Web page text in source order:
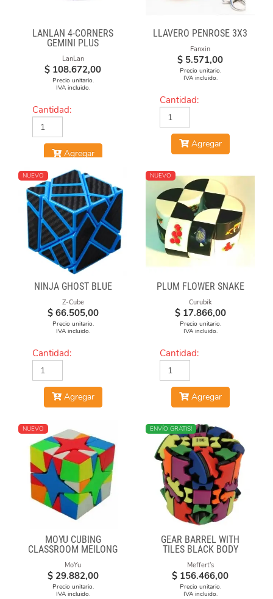
LANLAN 4-CORNERS
GEMINI PLUS
LanLan
$ 108.672,00
Precio unitario.
IVA incluido.
Cantidad:
Agregar
LLAVERO PENROSE 3X3
Fanxin
$ 5.571,00
Precio unitario.
IVA incluido.
Cantidad:
Agregar
NUEVO
NINJA GHOST BLUE
Z-Cube
$ 66.505,00
Precio unitario.
IVA incluido.
Cantidad:
Agregar
NUEVO
PLUM FLOWER SNAKE
Curubik
$ 17.866,00
Precio unitario.
IVA incluido.
Cantidad:
Agregar
NUEVO
MOYU CUBING
CLASSROOM MEILONG
POLARIS CUBE
STICKERLESS
MoYu
$ 29.882,00
Precio unitario.
IVA incluido.
MÁS VENDIDO
ENVÍO GRATIS!
GEAR BARREL WITH
TILES BLACK BODY
Meffert's
$ 156.466,00
Precio unitario.
IVA incluido.